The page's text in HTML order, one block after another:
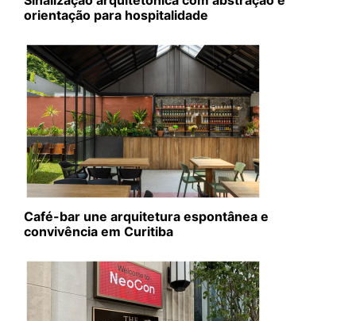
orientação para hospitalidade
Café-bar une arquitetura espontânea e
convivência em Curitiba